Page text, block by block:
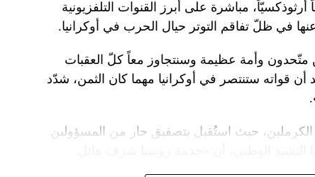
مباشرة على أبرز القنوات التلفزيونية
في ظلّ تفاقم التوتر حيال الحرب في أوكرانيا.
متّحدون وأمة عظيمة وسنتجاوز معاً كلّ العقبات
قواته ستنتصر في أوكرانيا مهما كان الثمن، شدّد
حيث استُقبل بتصفيق حار من المسؤولين